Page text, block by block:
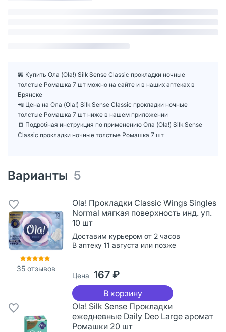
🏪 Купить Ола (Ola!) Silk Sense Classic прокладки ночные
толстые Ромашка 7 шт можно на сайте и в наших аптеках в
Брянске
📲 Цена на Ола (Ola!) Silk Sense Classic прокладки ночные
толстые Ромашка 7 шт ниже в нашем приложении
📒 Подробная инструкция по применению Ола (Ola!) Silk Sense
Classic прокладки ночные толстые Ромашка 7 шт
Варианты 5
35отзывов
Ola! Прокладки Classic Wings Singles
Normal мягкая поверхность инд. уп.
10 шт
Доставим курьером от 2 часов
В аптеку 11 августа или позже
Цена 167 ₽
В корзину
Ola! Silk Sense Прокладки
ежедневные Daily Deo Large аромат
Ромашки 20 шт